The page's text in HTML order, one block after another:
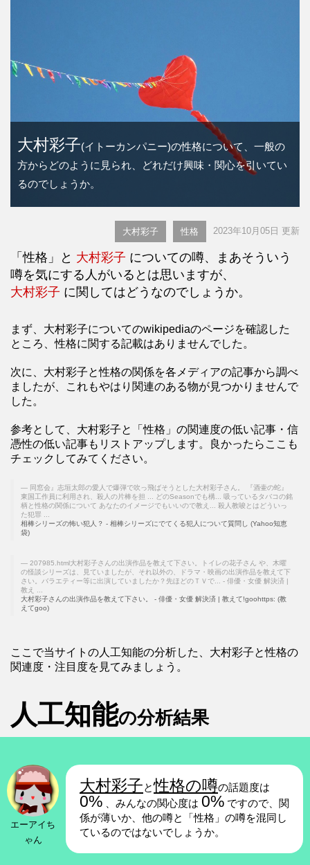
大村彩子(イトーカンパニー)の性格について、一般の
方からどのように見られ、どれだけ興味・関心を引いてい
るのでしょうか。
大村彩子 性格 2023年10月05日 更新
「性格」と 大村彩子 についての噂、まあそういう
噂を気にする人がいるとは思いますが、
大村彩子 に関してはどうなのでしょうか。
まず、大村彩子についてのwikipediaのページを確認した
ところ、性格に関する記載はありませんでした。
次に、大村彩子と性格の関係を各メディアの記事から調べ
ましたが、これもやはり関連のある物が見つかりませんで
した。
参考として、大村彩子と「性格」の関連度の低い記事・信
憑性の低い記事もリストアップします。良かったらここも
チェックしてみてください。
同窓会』志垣太郎の愛人で爆弾で吹っ飛ばそうとした大村彩子さん。 『酒壷の蛇』
東国工作員に利用され、殺人の片棒を担 ... どのSeasonでも構... 吸っているタバコの銘
柄と性格の関係について あなたのイメージでもいいので教え... 殺人教唆とはどういっ
た犯罪 ...
相棒シリーズの怖い犯人？ - 相棒シリーズにでてくる犯人について質問し (Yahoo知恵
袋)
207985.html大村彩子さんの出演作品を教えて下さい。トイレの花子さん や、木曜
の怪談シリーズは、見ていましたが、それ以外の、ドラマ・映画の出演作品を教えて下
さい。バラエティー等に出演していましたか？先ほどのＴＶで... - 俳優・女優 解決済 |
教え ...
大村彩子さんの出演作品を教えて下さい。 - 俳優・女優 解決済 | 教えて!goohttps: (教
えてgoo)
ここで当サイトの人工知能の分析した、大村彩子と性格の
関連度・注目度を見てみましょう。
人工知能の分析結果
エーアイち
ゃん
大村彩子と性格の噂の話題度は
0% 、みんなの関心度は 0% ですので、関
係が薄いか、他の噂と「性格」の噂を混同し
ているのではないでしょうか。